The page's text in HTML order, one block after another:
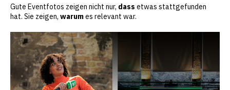
Gute Eventfotos zeigen nicht nur, dass etwas stattgefunden
hat. Sie zeigen, warumes relevant war.